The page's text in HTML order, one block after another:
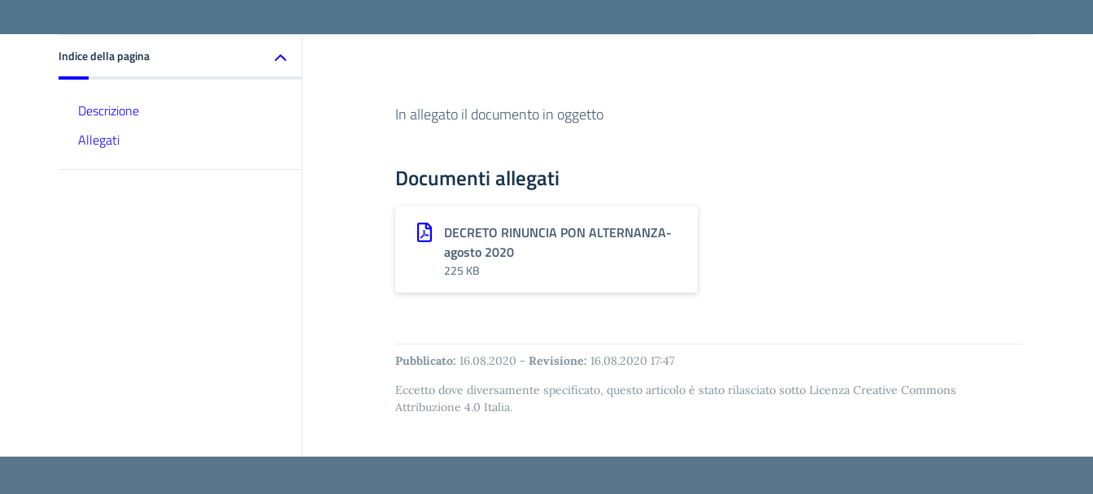
Indice della pagina
Descrizione
Allegati
In allegato il documento in oggetto
Documenti allegati
DECRETO RINUNCIA PON ALTERNANZA-
agosto 2020
225 KB
Pubblicato: 16.08.2020 - Revisione: 16.08.2020 17:47
Eccetto dove diversamente specificato, questo articolo è stato rilasciato sotto Licenza Creative Commons
Attribuzione 4.0 Italia.